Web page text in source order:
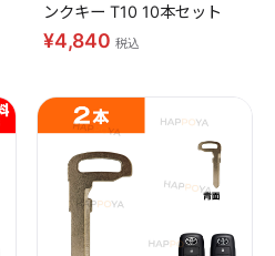
ンクキー T10 10本セット
¥4,840 税込